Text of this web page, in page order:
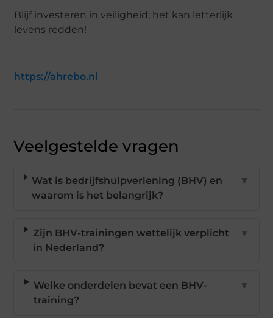
Blijf investeren in veiligheid; het kan letterlijk
levens redden!
https://ahrebo.nl
Veelgestelde vragen
Wat is bedrijfshulpverlening (BHV) en
waarom is het belangrijk?
▼
Zijn BHV-trainingen wettelijk verplicht
in Nederland?
▼
Welke onderdelen bevat een BHV-
training?
▼